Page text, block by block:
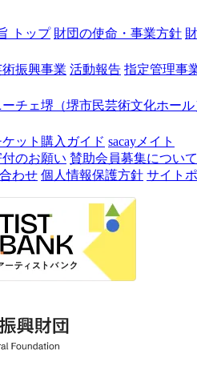
トップ 財団の使命・事業方針
振興事業 活動報告 指定管理事
チェ堺（堺市民芸術文化ホール
ット購入ガイド sacayメイト
付のお願い 賛助会員募集について
わせ 個人情報保護方針 サイト